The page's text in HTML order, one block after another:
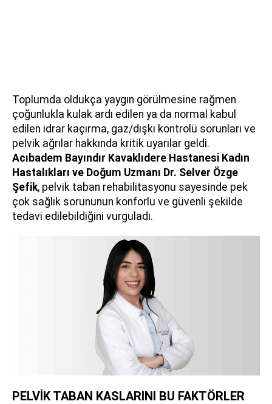
Toplumda oldukça yaygın görülmesine rağmen
çoğunlukla kulak ardı edilen ya da normal kabul
edilen idrar kaçırma, gaz/dışkı kontrolü sorunları ve
pelvik ağrılar hakkında kritik uyarılar geldi.
Acıbadem Bayındır Kavaklıdere Hastanesi Kadın
Hastalıkları ve Doğum Uzmanı Dr. Selver Özge
Şefik, pelvik taban rehabilitasyonu sayesinde pek
çok sağlık sorununun konforlu ve güvenli şekilde
tedavi edilebildiğini vurguladı.
PELVİK TABAN KASLARINI BU FAKTÖRLER